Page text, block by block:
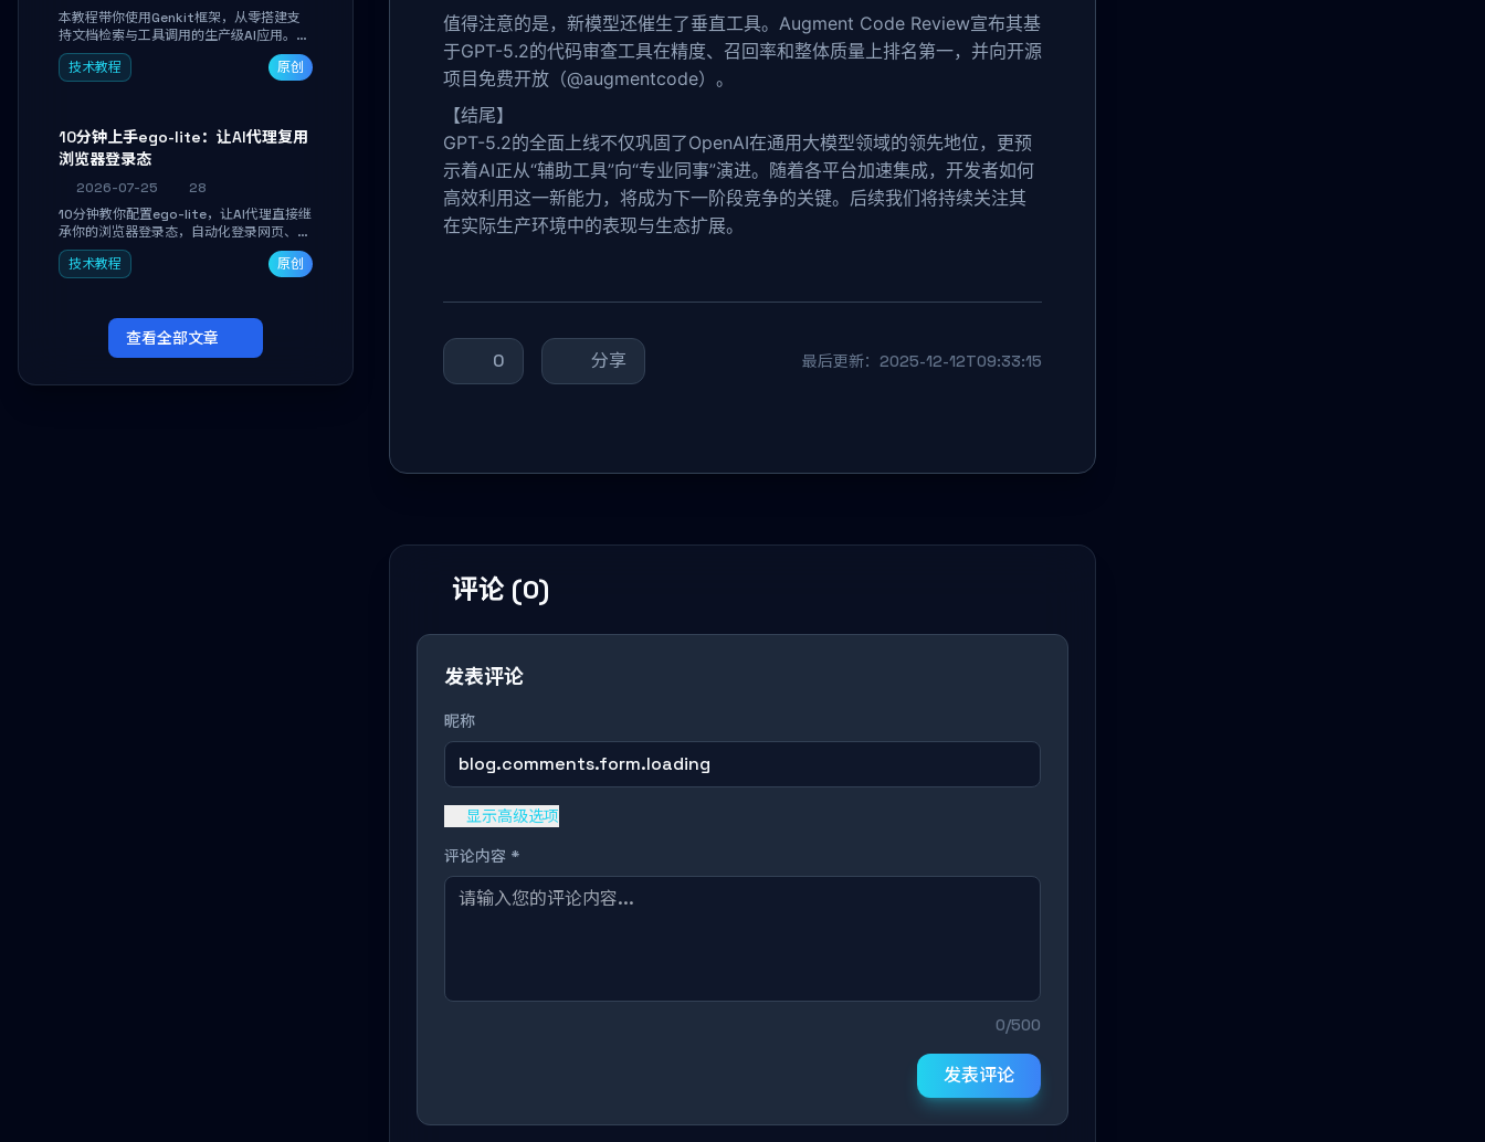
本教程带你使用Genkit框架，从零搭建支
持文档检索与工具调用的生产级AI应用。通
过环境配置、核心代码编写与调试避坑指
南，学完即可掌握多模型切换、RAG管道构
技术教程 原创
10分钟上手ego-lite：让AI代理复用
浏览器登录态
2026-07-25
28
10分钟教你配置ego-lite，让AI代理直接继
承你的浏览器登录态，自动化登录网页、抓
取数据，无需分享密码，多任务并行不干扰
日常使用。
技术教程 原创
查看全部文章
值得注意的是，新模型还催生了垂直工具。Augment Code Review宣布其基
于GPT-5.2的代码审查工具在精度、召回率和整体质量上排名第一，并向开源
项目免费开放（@augmentcode）。
【结尾】
GPT-5.2的全面上线不仅巩固了OpenAI在通用大模型领域的领先地位，更预
示着AI正从“辅助工具”向“专业同事”演进。随着各平台加速集成，开发者如何
高效利用这一新能力，将成为下一阶段竞争的关键。后续我们将持续关注其
在实际生产环境中的表现与生态扩展。
0 分享 最后更新：2025-12-12T09:33:15
评论 (0)
发表评论
昵称
blog.comments.form.loading
显示高级选项
评论内容 *
0/500
发表评论